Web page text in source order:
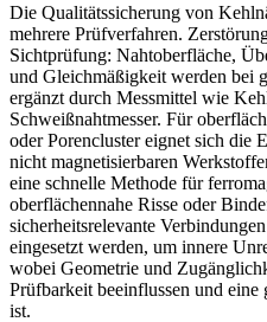
Die Qualitätssicherung von
mehrere Prüfverfahren.
Sichtprüfung: Nahtoberfläche,
und Gleichmäßigkeit werden bei
ergänzt durch Messmittel wie
Schweißnahtmesser. Für
oder Porencluster eignet sich die
nicht magnetisierbaren
eine schnelle Methode für
oberflächennahe Risse oder
sicherheitsrelevante
eingesetzt werden, um innere
wobei Geometrie und
Prüfbarkeit beeinflussen und
ist.